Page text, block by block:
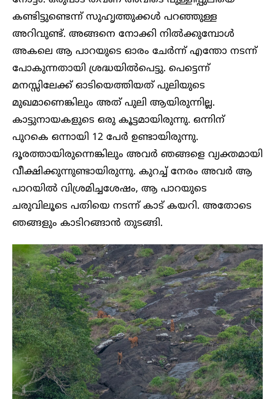
കണ്ടിട്ടുണ്ടെന്ന് സുഹൃത്തുക്കൾ പറഞ്ഞുള്ള
അറിവുണ്ട്. അങ്ങനെ നോക്കി നിൽക്കുമ്പോൾ
അകലെ ആ പാറയുടെ ഓരം ചേർന്ന് എന്തോ നടന്ന്
പോകുന്നതായി ശ്രദ്ധയിൽപെട്ടു. പെട്ടെന്ന്
മനസ്സിലേക്ക് ഓടിയെത്തിയത് പുലിയുടെ
മുഖമാണെങ്കിലും അത് പുലി ആയിരുന്നില്ല.
കാട്ടുനായകളുടെ ഒരു കൂട്ടമായിരുന്നു. ഒന്നിന്
പുറകെ ഒന്നായി 12 പേർ ഉണ്ടായിരുന്നു.
ദൂരത്തായിരുന്നെങ്കിലും അവർ ഞങ്ങളെ വ്യക്തമായി
വീക്ഷിക്കുന്നുണ്ടായിരുന്നു. കുറച്ച് നേരം അവർ ആ
പാറയിൽ വിശ്രമിച്ചശേഷം, ആ പാറയുടെ
ചരുവിലൂടെ പതിയെ നടന്ന് കാട് കയറി. അതോ‌ടെ
ഞങ്ങളും കാടിറങ്ങാൻ തുടങ്ങി.